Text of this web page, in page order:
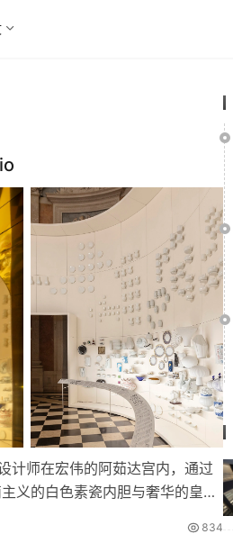
师在宏伟的阿茹达宫内，通过
义的白色素瓷内胆与奢华的皇宫
834